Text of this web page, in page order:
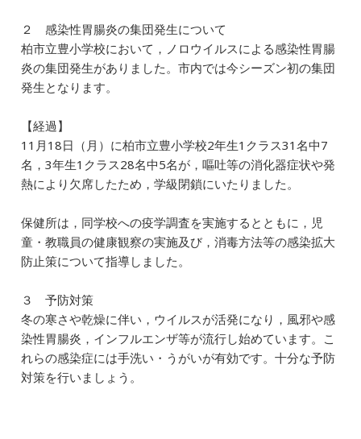
２ 感染性胃腸炎の集団発生について
柏市立豊小学校において，ノロウイルスによる感染性胃腸
炎の集団発生がありました。市内では今シーズン初の集団
発生となります。
【経過】
11月18日（月）に柏市立豊小学校2年生1クラス31名中7
名，3年生1クラス28名中5名が，嘔吐等の消化器症状や発
熱により欠席したため，学級閉鎖にいたりました。
保健所は，同学校への疫学調査を実施するとともに，児
童・教職員の健康観察の実施及び，消毒方法等の感染拡大
防止策について指導しました。
３ 予防対策
冬の寒さや乾燥に伴い，ウイルスが活発になり，風邪や感
染性胃腸炎，インフルエンザ等が流行し始めています。こ
れらの感染症には手洗い・うがいが有効です。十分な予防
対策を行いましょう。